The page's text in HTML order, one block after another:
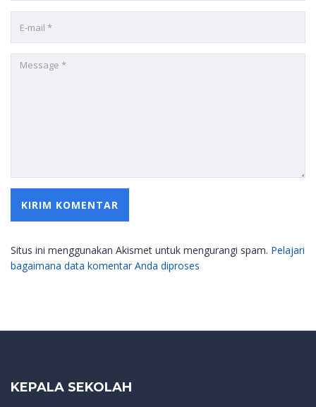
Situs ini menggunakan Akismet untuk mengurangi spam. Pelajari
bagaimana data komentar Anda diproses
KEPALA SEKOLAH